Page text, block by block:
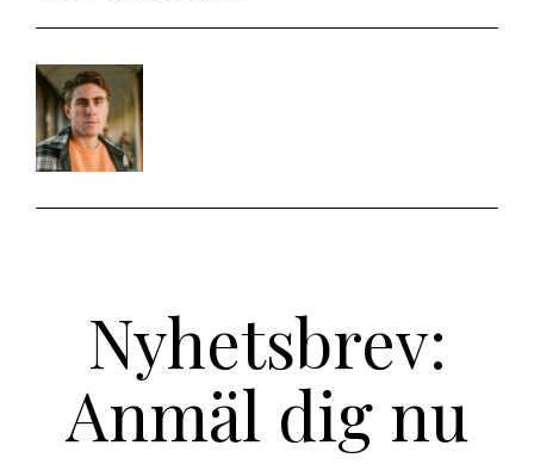
Nyhetsbrev:
Anmäl dig nu